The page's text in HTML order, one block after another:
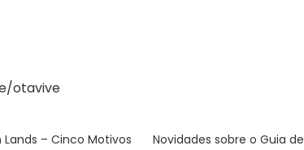
otavive
Lands – Cinco Motivos
Novidades sobre o Guia de